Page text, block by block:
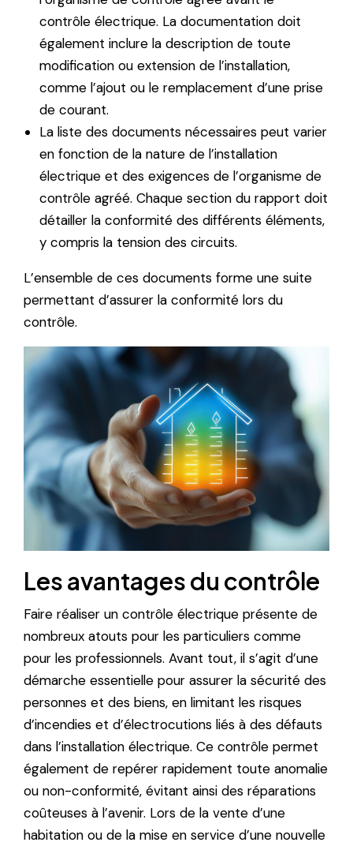
contrôle électrique. La documentation doit
également inclure la description de toute
modification ou extension de l’installation,
comme l’ajout ou le remplacement d’une prise
de courant.
La liste des documents nécessaires peut varier
en fonction de la nature de l’installation
électrique et des exigences de l’organisme de
contrôle agréé. Chaque section du rapport doit
détailler la conformité des différents éléments,
y compris la tension des circuits.
L’ensemble de ces documents forme une suite
permettant d’assurer la conformité lors du
contrôle.
Les avantages du contrôle
Faire réaliser un contrôle électrique présente de
nombreux atouts pour les particuliers comme
pour les professionnels. Avant tout, il s’agit d’une
démarche essentielle pour assurer la sécurité des
personnes et des biens, en limitant les risques
d’incendies et d’électrocutions liés à des défauts
dans l’installation électrique. Ce contrôle permet
également de repérer rapidement toute anomalie
ou non-conformité, évitant ainsi des réparations
coûteuses à l’avenir. Lors de la vente d’une
habitation ou de la mise en service d’une nouvelle